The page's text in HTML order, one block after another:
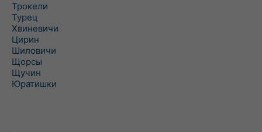
Трокели
Турец
Хвиневичи
Цирин
Шиловичи
Щорсы
Щучин
Юратишки